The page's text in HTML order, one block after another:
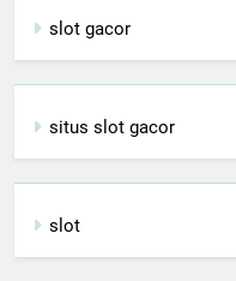
slot gacor
situs slot gacor
slot